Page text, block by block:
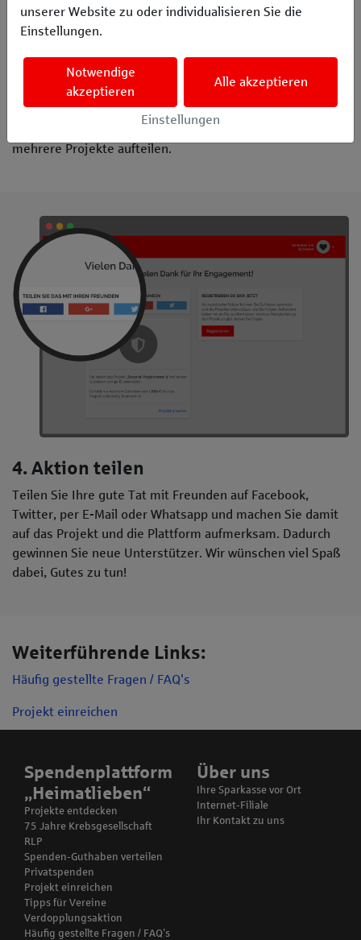
unserer Website zu oder individualisieren Sie die
Einstellungen.
Notwendige
akzeptieren
Alle akzeptieren
Einstellungen
3. Spenden-Guthaben verteilen
Geben Sie dazu in das Eingabefeld im Bereich „Projekt
unterstützen“ die gewünschte Anzahl an Spenden-
Guthaben ein und klicken Sie auf den Button „Verteilen“.
Gerne können Sie Ihre Spenden-Guthaben auch auf
mehrere Projekte aufteilen.
4. Aktion teilen
Teilen Sie Ihre gute Tat mit Freunden auf Facebook,
Twitter, per E-Mail oder Whatsapp und machen Sie damit
auf das Projekt und die Plattform aufmerksam. Dadurch
gewinnen Sie neue Unterstützer. Wir wünschen viel Spaß
dabei, Gutes zu tun!
Weiterführende Links:
Häufig gestellte Fragen / FAQ's
Projekt einreichen
Spendenplattform
„Heimatlieben“
Projekte entdecken
75 Jahre Krebsgesellschaft
RLP
Spenden-Guthaben verteilen
Privatspenden
Projekt einreichen
Tipps für Vereine
Verdopplungsaktion
Häufig gestellte Fragen / FAQ’s
Über uns
Ihre Sparkasse vor Ort
Internet-Filiale
Ihr Kontakt zu uns